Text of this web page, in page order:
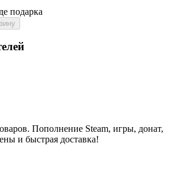
подарка
Пополнение Steam, игры, донат,
и быстрая доставка!